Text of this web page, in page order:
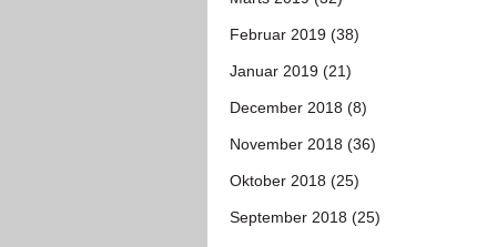
Februar 2019 (38)
Januar 2019 (21)
December 2018 (8)
November 2018 (36)
Oktober 2018 (25)
September 2018 (25)